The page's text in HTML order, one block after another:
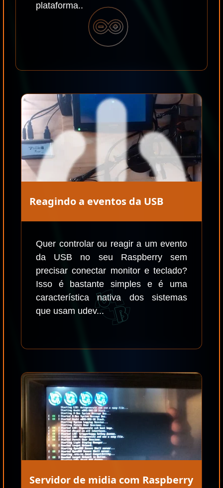
plataforma..
Reagindo a eventos da USB
Quer controlar ou reagir a um evento
da USB no seu Raspberry sem
precisar conectar monitor e teclado?
Isso é bastante simples e é uma
característica nativa dos sistemas
que usam udev...
Servidor de midia com Raspberry